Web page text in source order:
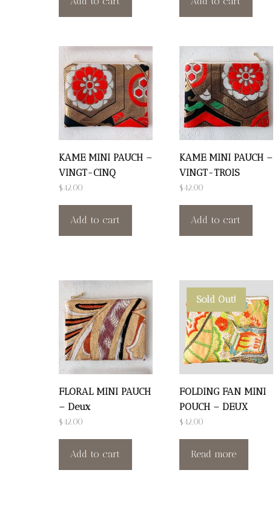
KAME MINI PAUCH –
VINGT-CINQ
$42.00
Add to cart
KAME MINI PAUCH –
VINGT-TROIS
$42.00
Add to cart
FLORAL MINI PAUCH
– Deux
$42.00
Add to cart
Sold Out!
FOLDING FAN MINI
POUCH – DEUX
$42.00
Read more